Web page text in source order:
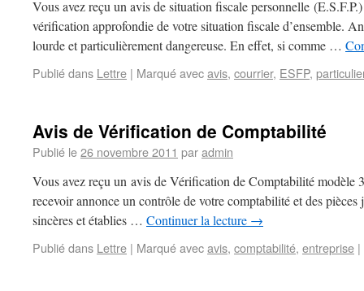
Vous avez reçu un avis de situation fiscale personnelle
vérification approfondie de votre situation fiscale d’ensemble.
lourde et particulièrement dangereuse. En effet, si comme …
Publié dans Lettre | Marqué avecavis, courrier, ESFP,
Avis de Vérification de Comptabilité
Publié le26 novembre 2011 paradmin
Vous avez reçu un avis de Vérification de Comptabilité modèle
recevoir annonce un contrôle de votre comptabilité et des
sincères et établies … Continuer la lecture →
Publié dans Lettre | Marqué avecavis, comptabilité, entreprise |